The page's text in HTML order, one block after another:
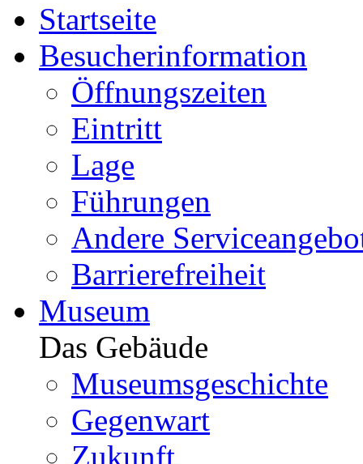
Startseite
Besucherinformation
Öffnungszeiten
Eintritt
Lage
Führungen
Andere
Barrierefreiheit
Museum
Das Gebäude
Museumsgeschichte
Gegenwart
Zukunft